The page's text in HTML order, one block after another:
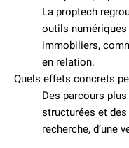
La proptech
outils
immobiliers,
en relation.
Quels effets concrets
Des parcours
structurées et des
recherche, d’une